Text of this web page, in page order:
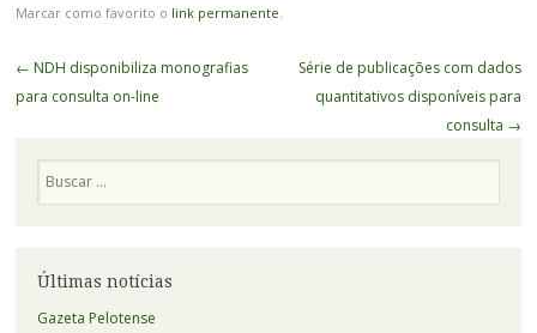
Marcar como favorito o link permanente
Navegação
de
← NDH disponibiliza monografias
para consulta on-line
Série de publicações com dados
quantitativos disponíveis para
consulta →
Últimas notícias
Gazeta Pelotense